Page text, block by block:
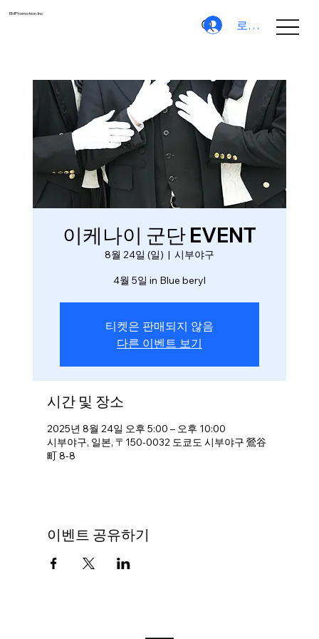
EMPromotion.Inc
로그인
이케나이 군단 EVENT
8월 24일 (일)
  |
시부야구
4월 5일 in Blue beryl
티켓은 판매되지 않음
다른 이벤트 보기
시간 및 장소
2025년 8월 24일 오후 5:00 – 오후 10:00
시부야구, 일본, 〒150-0032 도쿄도 시부야구 鶯谷
町 8-8
이벤트 공유하기